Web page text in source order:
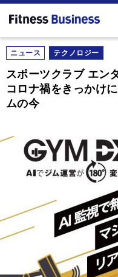
ニュース テクノロジー
スポーツクラブ エン
コロナ禍をきっかけ
ムの今